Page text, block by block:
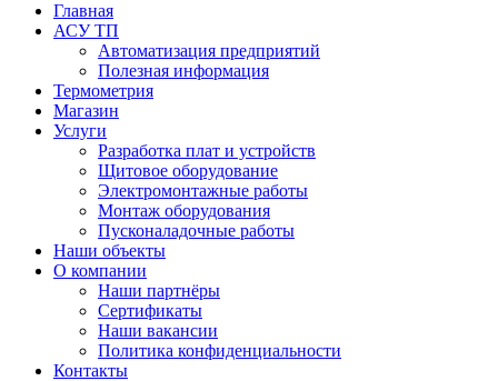
Главная
АСУ ТП
Автоматизация предприятий
Полезная информация
Термометрия
Магазин
Услуги
Разработка плат и устройств
Щитовое оборудование
Электромонтажные работы
Монтаж оборудования
Пусконаладочные работы
Наши объекты
О компании
Наши партнёры
Сертификаты
Наши вакансии
Политика конфиденциальности
Контакты